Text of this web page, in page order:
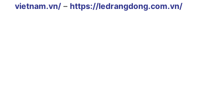
vietnam.vn/ – https://ledrangdong.com.vn/